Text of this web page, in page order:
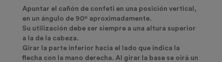
Apuntar el cañón de confeti en una posición vertical,
en un ángulo de 90º aproximadamente.
Su utilización debe ser siempre a una altura superior
a la de la cabeza.
Girar la parte inferior hacia el lado que indica la
flecha con la mano derecha. Al girar la base se oirá un